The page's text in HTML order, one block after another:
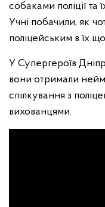
собаками поліції та
Учні побачили, як
поліцейським в їх
У Супергероїв
вони отримали
спілкування з
вихованцями.